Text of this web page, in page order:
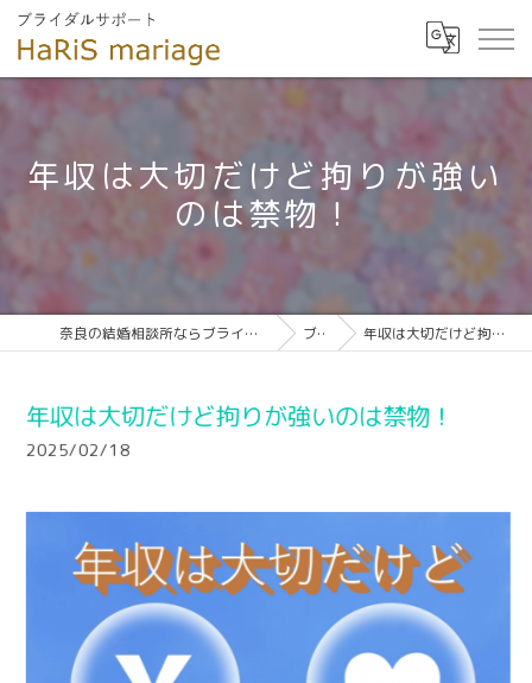
年収は大切だけど拘りが強い
のは禁物！
奈良の結婚相談所ならブライダルサポート HaRiS mariage ブログ 年収は大切だけど拘りが強いのは禁物！
年収は大切だけど拘りが強いのは禁物！
2025/02/18